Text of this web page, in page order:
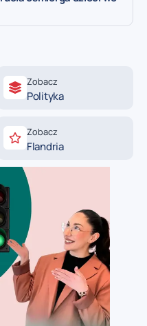
Zobacz
Polityka
Zobacz
Flandria